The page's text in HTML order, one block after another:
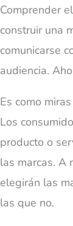
Comprender
construir una
comunicarse
audiencia.
Es como
Los
producto o
las marcas. A
elegirán las
las que no.